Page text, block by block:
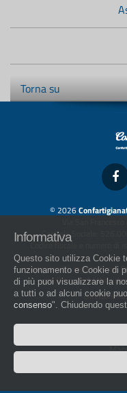
Torna su
© 2026
Capitale Sociale:
Codice fiscale e numero di
artigiani.it è registrato nel
con Decreto del
Direttore
Informativa
Questo sito utilizza Cookie
funzionamento e Cookie di
di più puoi visualizzare la
a tutti o ad alcuni cookie
consenso". Chiudendo